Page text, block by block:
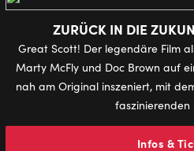
ZURÜCK IN DIE
Great Scott! Der legendäre Film
Marty McFly und Doc Brown auf
nah am Original inszeniert, mit
faszinierenden
Infos &